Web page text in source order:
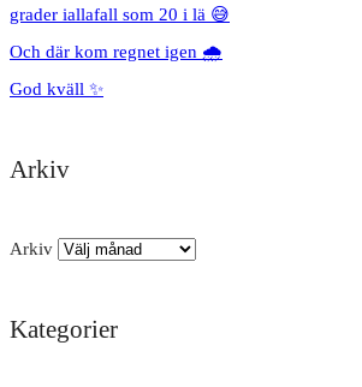
grader iallafall som 20 i lä 😅
Och där kom regnet igen 🌧️
God kväll ✨
Arkiv
Arkiv
Kategorier